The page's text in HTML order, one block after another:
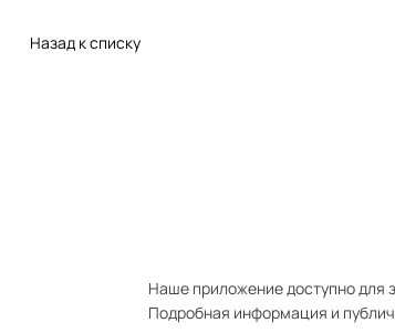
Назад к списку
Наше приложение доступно для
Подробная информация и